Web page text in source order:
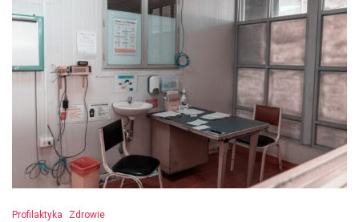
Profilaktyka Zdrowie